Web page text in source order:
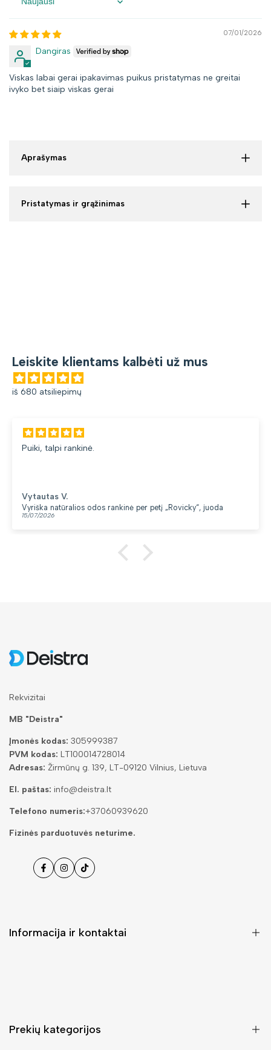
Sort by
07/01/2026
Dangiras
Viskas labai gerai ipakavimas puikus pristatymas ne greitai
ivyko bet siaip viskas gerai
Aprašymas
Pristatymas ir grąžinimas
Leiskite klientams kalbėti už mus
iš 680 atsiliepimų
rankinė per petį „Rovicky“, juoda Kuprinė moterims
Rekvizitai
MB "Deistra"
Įmonės kodas: 305999387
PVM kodas: LT100014728014
Adresas: Žirmūnų g. 139, LT-09120 Vilnius, Lietuva
El. paštas: info@deistra.lt
Telefono numeris:+37060939620
Fizinės parduotuvės neturime.
FacebookInstagramas
Tiktok
Informacija ir kontaktai
Prekių kategorijos